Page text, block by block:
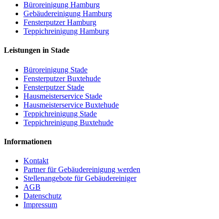
Büroreinigung Hamburg
Gebäudereinigung Hamburg
Fensterputzer Hamburg
Teppichreinigung Hamburg
Leistungen in Stade
Büroreinigung Stade
Fensterputzer Buxtehude
Fensterputzer Stade
Hausmeisterservice Stade
Hausmeisterservice Buxtehude
Teppichreinigung Stade
Teppichreinigung Buxtehude
Informationen
Kontakt
Partner für Gebäudereinigung werden
Stellenangebote für Gebäudereiniger
AGB
Datenschutz
Impressum